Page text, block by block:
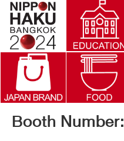
Booth Number: